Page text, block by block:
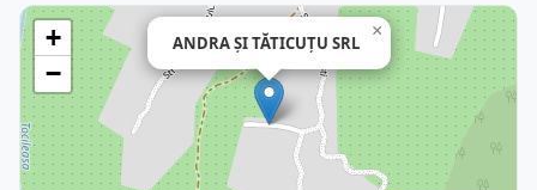
ANDRA ŞI TĂTICUŢU SRL
×
+
−